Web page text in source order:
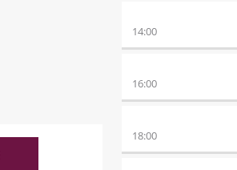
14:00
16:00
18:00